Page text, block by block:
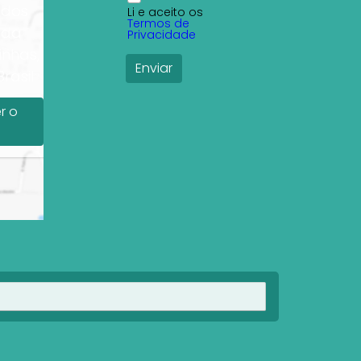
o
Li e aceito os
Termos de
Privacidade